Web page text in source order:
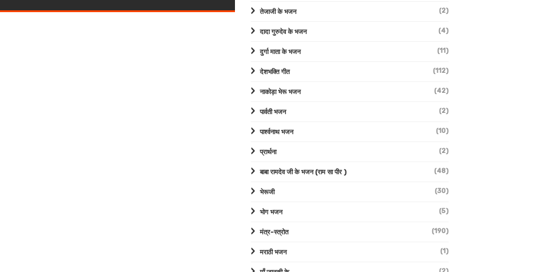
तेजाजी के भजन (2)
दादा गुरुदेव के भजन (4)
दुर्गा माता के भजन (11)
देशभक्ति गीत (112)
नाकोड़ा भेरू भजन (42)
पार्वती भजन (2)
पार्श्वनाथ भजन (10)
प्रार्थना (2)
बाबा रामदेव जी के भजन (राम सा पीर ) (48)
भेरूजी (30)
भोग भजन (5)
मंत्र-स्त्रोत (190)
मराठी भजन (1)